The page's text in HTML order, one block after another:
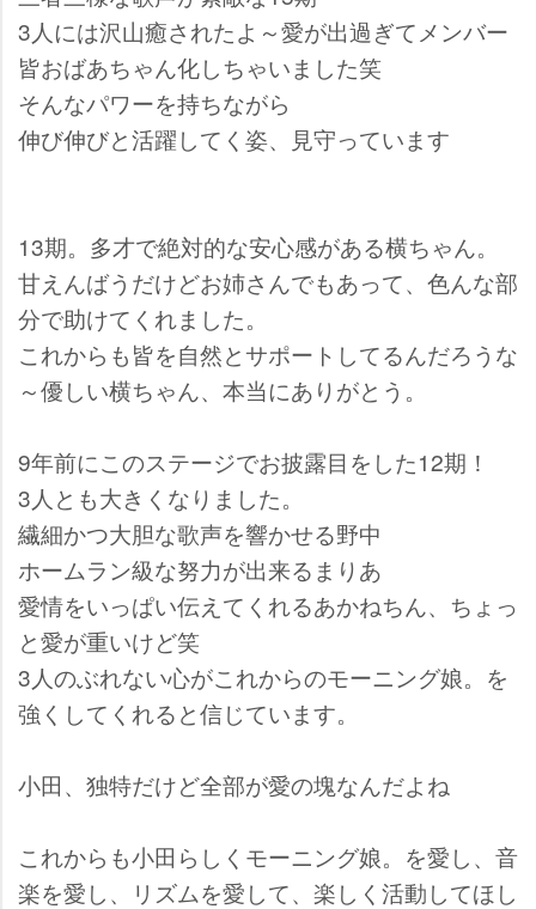
3人には沢山癒されたよ～愛が出過ぎてメンバー
皆おばあちゃん化しちゃいました笑
そんなパワーを持ちながら
伸び伸びと活躍してく姿、見守っています
13期。多才で絶対的な安心感がある横ちゃん。
甘えんばうだけどお姉さんでもあって、色んな部
分で助けてくれました。
これからも皆を自然とサポートしてるんだろうな
～優しい横ちゃん、本当にありがとう。
9年前にこのステージでお披露目をした12期！
3人とも大きくなりました。
繊細かつ大胆な歌声を響かせる野中
ホームラン級な努力が出来るまりあ
愛情をいっぱい伝えてくれるあかねちん、ちょっ
と愛が重いけど笑
3人のぶれない心がこれからのモーニング娘。を
強くしてくれると信じています。
小田、独特だけど全部が愛の塊なんだよね
これからも小田らしくモーニング娘。を愛し、音
楽を愛し、リズムを愛して、楽しく活動してほし